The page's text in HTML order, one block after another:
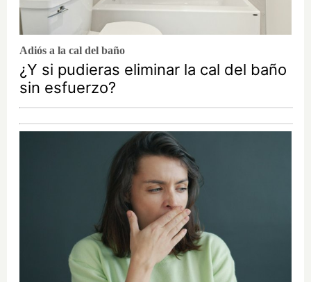
Adiós a la cal del baño
¿Y si pudieras eliminar la cal del baño
sin esfuerzo?